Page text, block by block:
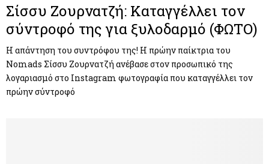
Σίσσυ Ζουρνατζή: Καταγγέλλει τον
σύντροφό της για ξυλοδαρμό (ΦΩΤΟ)
Η απάντηση του συντρόφου της! Η πρώην παίκτρια του
Nomads Σίσσυ Ζουρνατζή ανέβασε στον προσωπικό της
λογαριασμό στο Ιnstagram φωτογραφία που καταγγέλλει τον
πρώην σύντροφό